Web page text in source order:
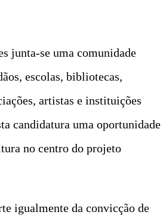
junta-se uma comunidade
escolas, bibliotecas,
artistas e instituições
candidatura uma oportunidade
no centro do projeto
igualmente da convicção de